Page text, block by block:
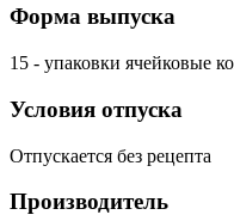
Форма выпуска
15 - упаковки ячейковые
Условия отпуска
Отпускается без рецепта
Производитель